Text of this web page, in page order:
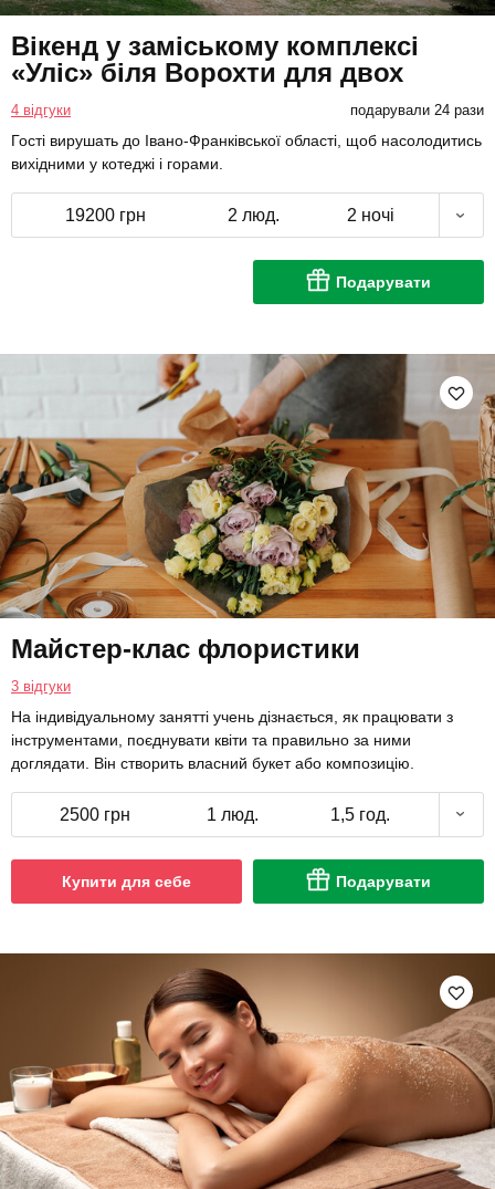
Вікенд у заміському комплексі
«Уліс» біля Ворохти для двох
4 відгуки подарували 24 рази
Гості вирушать до Івано-Франківської області, щоб насолодитись
вихідними у котеджі і горами.
19200 грн 2 люд. 2 ночі
Подарувати
Майстер-клас флористики
3 відгуки
На індивідуальному занятті учень дізнається, як працювати з
інструментами, поєднувати квіти та правильно за ними
доглядати. Він створить власний букет або композицію.
2500 грн 1 люд. 1,5 год.
Купити для себе Подарувати